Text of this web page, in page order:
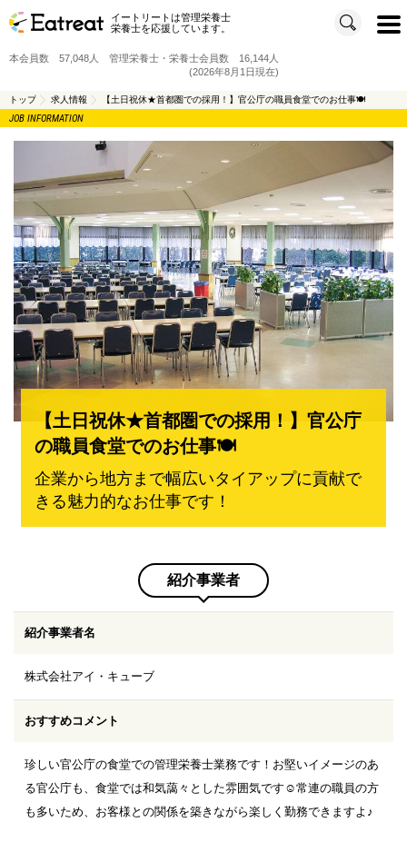
イートリートは管理栄養士
栄養士を応援しています。
t
o
i
a
i
o
本会員数 57,048人 管理栄養士・栄養士会員数 16,144人
(2026年8月1日現在)
トップ 求人情報 【土日祝休★首都圏での採用！】官公庁の職員食堂でのお仕事🍽️
JOB INFORMATION
【土日祝休★首都圏での採用！】官公庁
の職員食堂でのお仕事🍽️
企業から地方まで幅広いタイアップに貢献で
きる魅力的なお仕事です！
紹介事業者
紹介事業者名
株式会社アイ・キューブ
おすすめコメント
珍しい官公庁の食堂での管理栄養士業務です！お堅いイメージのあ
る官公庁も、食堂では和気藹々とした雰囲気です☺️常連の職員の方
も多いため、お客様との関係を築きながら楽しく勤務できますよ♪